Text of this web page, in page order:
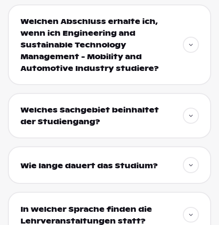
Welchen Abschluss erhalte ich,
wenn ich Engineering and
Sustainable Technology
Management - Mobility and
Automotive Industry studiere?
Welches Sachgebiet beinhaltet
der Studiengang?
Wie lange dauert das Studium?
In welcher Sprache finden die
Lehrveranstaltungen statt?